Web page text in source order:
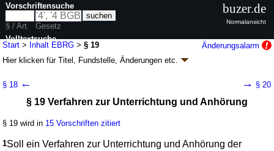
Start > Inhalt EBRG >§ 19
Änderungsalarm
Hier klicken fürTitel, Fundstelle, Änderungen etc.
Artikel 6f G. v. 16.09.2022BGBl. I S. 1454
Mitbestimmung
wird in 21 Vorschriften zitiert
§ 18 ← → § 20
§ 19 Verfahren zur Unterrichtung und Anhörung
§ 19 wird in 15 Vorschriften zitiert
1Soll ein Verfahren zur Unterrichtung und Anhörung der
Vorschriftensuche
§ / Art.
Gesetz
Volltextsuche
nur in EBRG
buzer.de
Normalansicht